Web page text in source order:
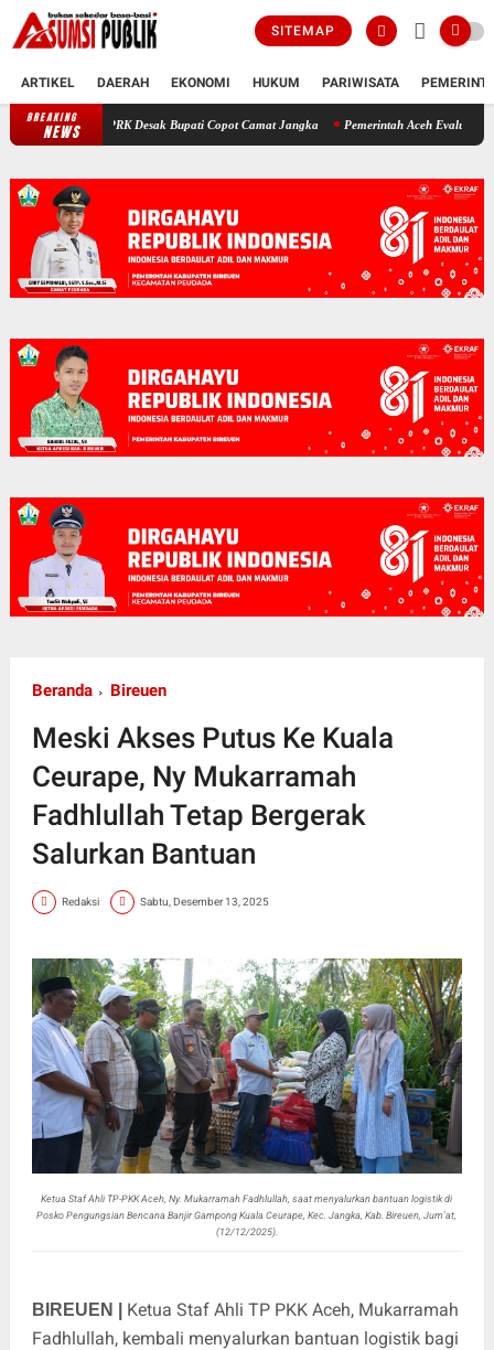
SITEMAP
ARTIKEL DAERAH EKONOMI HUKUM PARIWISATA
BREAKING
NEWS Polemik SKT Korban Bencana di Bireuen: Pimpinan DPRK Desak
Beranda Bireuen
Meski Akses Putus Ke Kuala
Ceurape, Ny Mukarramah
Fadhlullah Tetap Bergerak
Salurkan Bantuan
Redaksi Sabtu, Desember 13, 2025
Ketua Staf Ahli TP-PKK Aceh, Ny. Mukarramah Fadhlullah, saat menyalurkan bantuan logistik di
Posko Pengungsian Bencana Banjir Gampong Kuala Ceurape, Kec. Jangka, Kab. Bireuen, Jum'at,
(12/12/2025).
BIREUEN | Ketua Staf Ahli TP PKK Aceh, Mukarramah
Fadhlullah, kembali menyalurkan bantuan logistik bagi